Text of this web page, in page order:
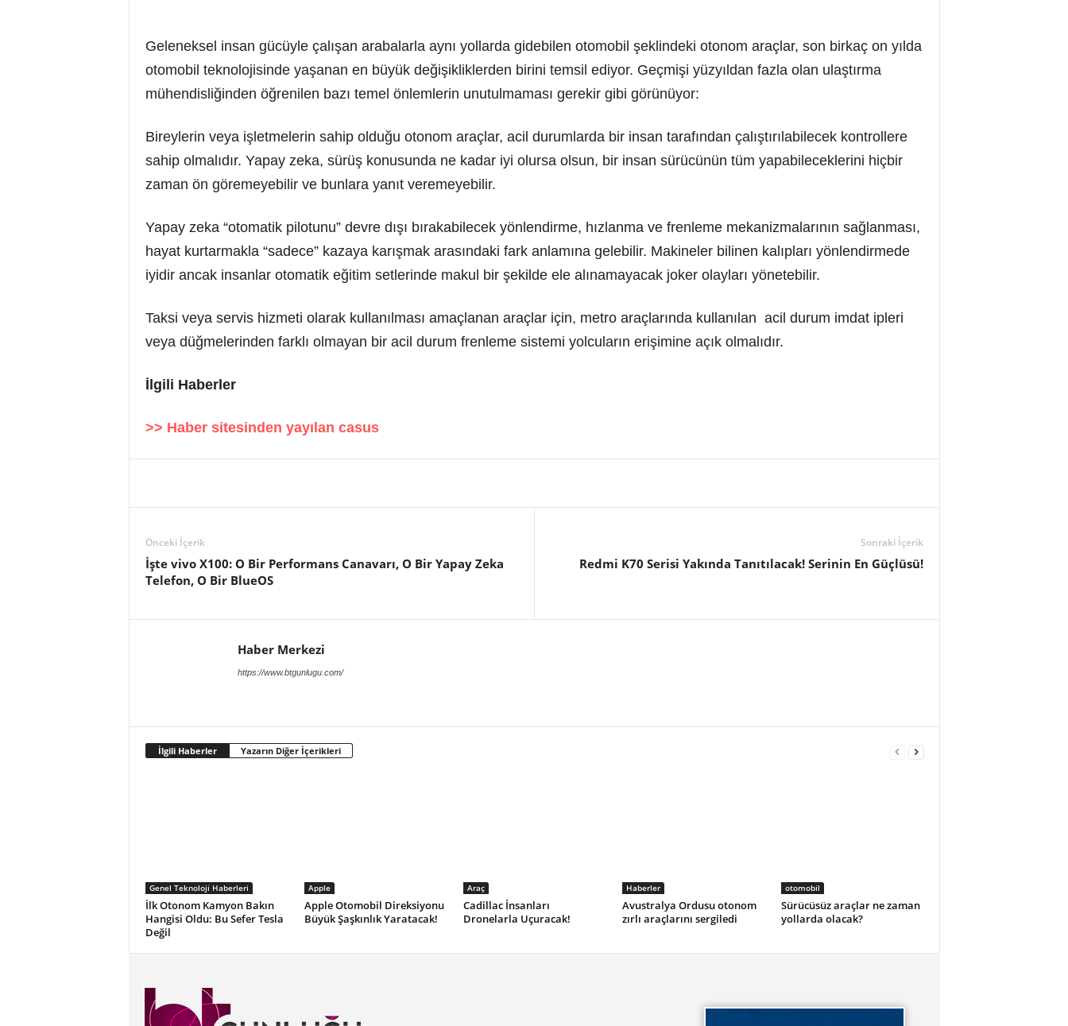
Geleneksel insan gücüyle çalışan arabalarla aynı yollarda gidebilen otomobil şeklindeki otonom araçlar, son birkaç on yılda
otomobil teknolojisinde yaşanan en büyük değişikliklerden birini temsil ediyor. Geçmişi yüzyıldan fazla olan ulaştırma
mühendisliğinden öğrenilen bazı temel önlemlerin unutulmaması gerekir gibi görünüyor:
Bireylerin veya işletmelerin sahip olduğu otonom araçlar, acil durumlarda bir insan tarafından çalıştırılabilecek kontrollere
sahip olmalıdır. Yapay zeka, sürüş konusunda ne kadar iyi olursa olsun, bir insan sürücünün tüm yapabileceklerini hiçbir
zaman ön göremeyebilir ve bunlara yanıt veremeyebilir.
Yapay zeka “otomatik pilotunu” devre dışı bırakabilecek yönlendirme, hızlanma ve frenleme mekanizmalarının sağlanması,
hayat kurtarmakla “sadece” kazaya karışmak arasındaki fark anlamına gelebilir. Makineler bilinen kalıpları yönlendirmede
iyidir ancak insanlar otomatik eğitim setlerinde makul bir şekilde ele alınamayacak joker olayları yönetebilir.
Taksi veya servis hizmeti olarak kullanılması amaçlanan araçlar için, metro araçlarında kullanılan acil durum imdat ipleri
veya düğmelerinden farklı olmayan bir acil durum frenleme sistemi yolcuların erişimine açık olmalıdır.
İlgili Haberler
>> Haber sitesinden yayılan casus
Önceki İçerik
İşte vivo X100: O Bir Performans Canavarı, O Bir Yapay Zeka
Telefon, O Bir BlueOS
Sonraki İçerik
Redmi K70 Serisi Yakında Tanıtılacak! Serinin En Güçlüsü!
Haber Merkezi
https://www.btgunlugu.com/
İlgili Haberler Yazarın Diğer İçerikleri
Genel Teknoloji Haberleri
İlk Otonom Kamyon Bakın
Hangisi Oldu: Bu Sefer Tesla
Değil
Apple
Apple Otomobil Direksiyonu
Büyük Şaşkınlık Yaratacak!
Araç
Cadillac İnsanları
Dronelarla Uçuracak!
Haberler
Avustralya Ordusu otonom
zırlı araçlarını sergiledi
otomobil
Sürücüsüz araçlar ne zaman
yollarda olacak?